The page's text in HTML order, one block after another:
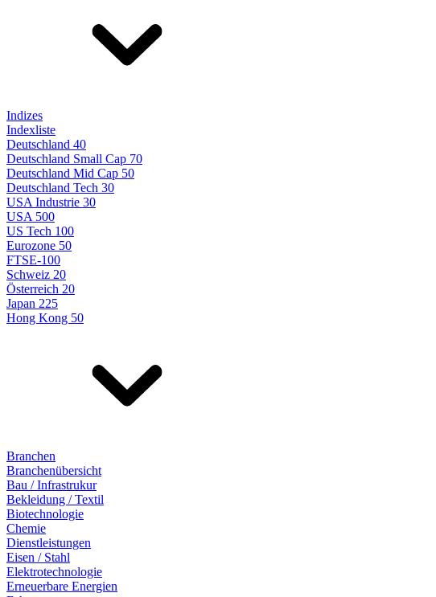
Indizes
Indexliste
Deutschland 40
Deutschland Small Cap 70
Deutschland Mid Cap 50
Deutschland Tech 30
USA Industrie 30
USA 500
US Tech 100
Eurozone 50
FTSE-100
Schweiz 20
Österreich 20
Japan 225
Hong Kong 50
Branchen
Branchenübersicht
Bau / Infrastrukur
Bekleidung / Textil
Biotechnologie
Chemie
Dienstleistungen
Eisen / Stahl
Elektrotechnologie
Erneuerbare Energien